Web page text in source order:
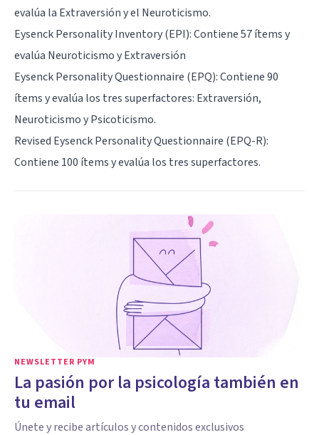
evalúa la Extraversión y el Neuroticismo.
Eysenck Personality Inventory (EPI): Contiene 57 ítems y
evalúa Neuroticismo y Extraversión
Eysenck Personality Questionnaire (EPQ): Contiene 90
ítems y evalúa los tres superfactores: Extraversión,
Neuroticismo y Psicoticismo.
Revised Eysenck Personality Questionnaire (EPQ-R):
Contiene 100 ítems y evalúa los tres superfactores.
NEWSLETTER PYM
La pasión por la psicología también en
tu email
Únete y recibe artículos y contenidos exclusivos